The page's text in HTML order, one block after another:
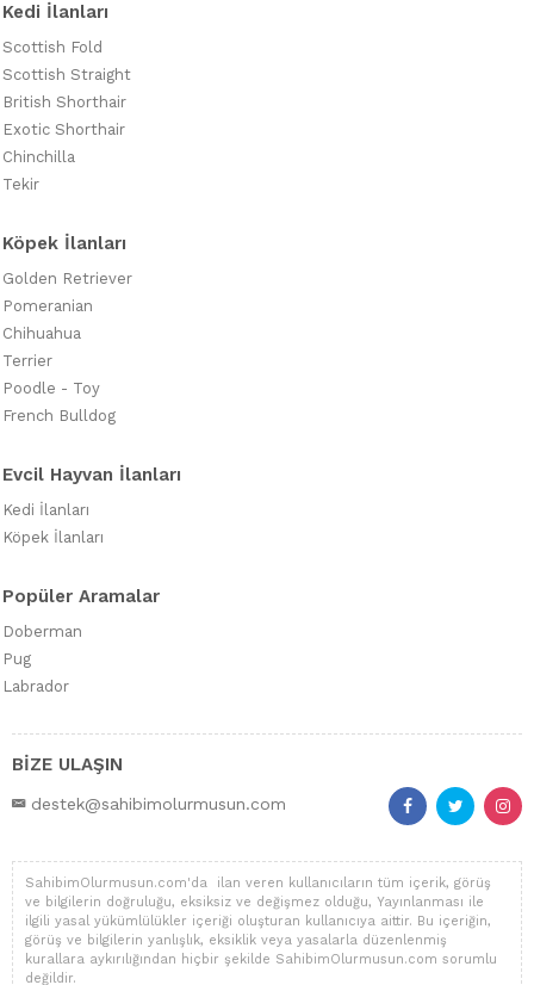
Kedi İlanları
Scottish Fold
Scottish Straight
British Shorthair
Exotic Shorthair
Chinchilla
Tekir
Köpek İlanları
Golden Retriever
Pomeranian
Chihuahua
Terrier
Poodle - Toy
French Bulldog
Evcil Hayvan İlanları
Kedi İlanları
Köpek İlanları
Popüler Aramalar
Doberman
Pug
Labrador
BİZE ULAŞIN
destek@sahibimolurmusun.com
SahibimOlurmusun.com'da ilan veren kullanıcıların tüm içerik, görüş
ve bilgilerin doğruluğu, eksiksiz ve değişmez olduğu, Yayınlanması ile
ilgili yasal yükümlülükler içeriği oluşturan kullanıcıya aittir. Bu içeriğin,
görüş ve bilgilerin yanlışlık, eksiklik veya yasalarla düzenlenmiş
kurallara aykırılığından hiçbir şekilde SahibimOlurmusun.com sorumlu
değildir.